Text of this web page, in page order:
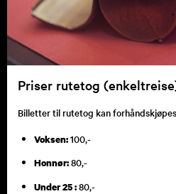
Priser rutetog
Billetter til rutetog kan
Voksen:100,-
Honnør:80,-
Under 25 :80,-